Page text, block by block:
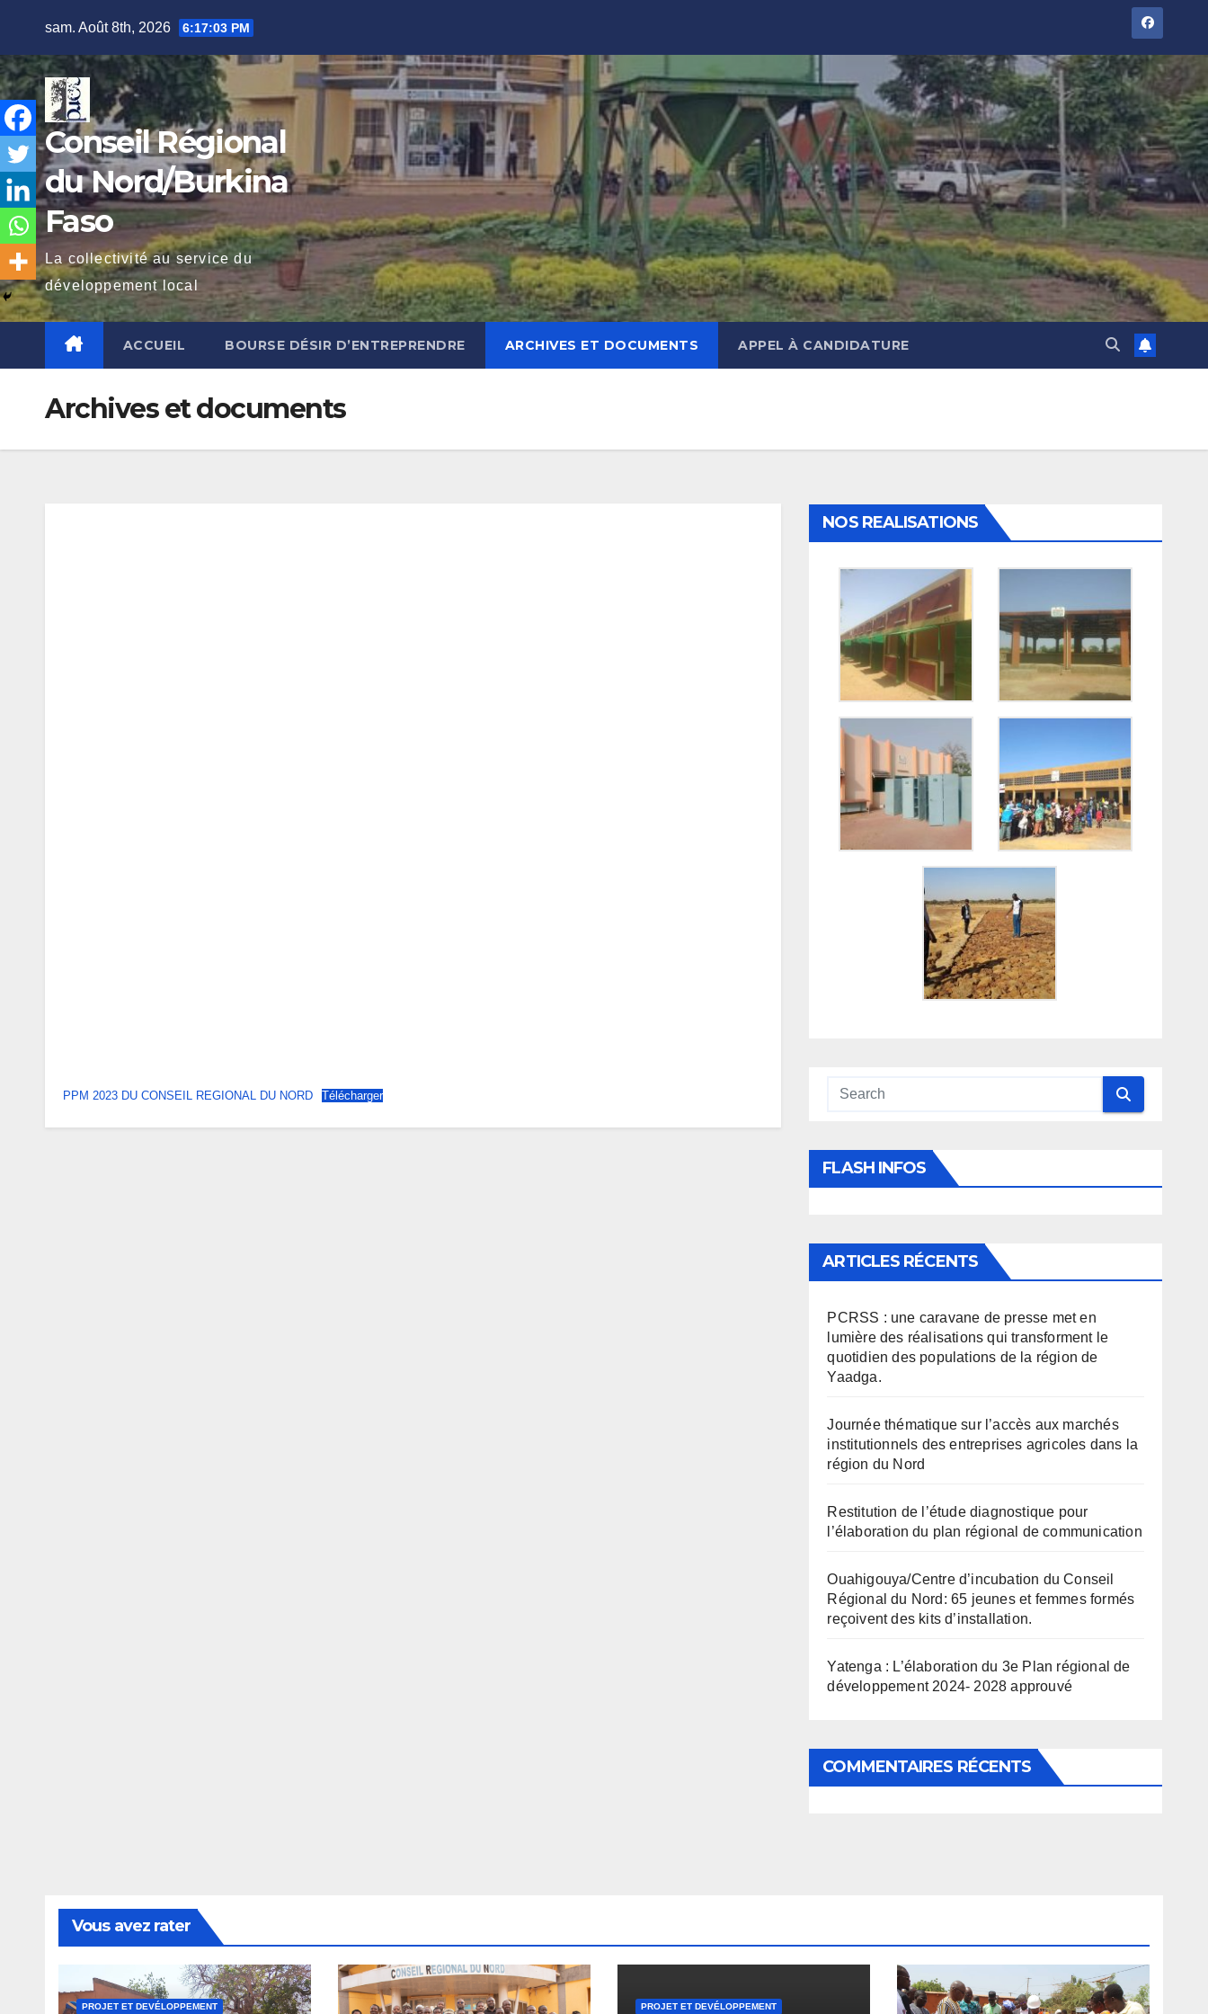
content
sam. Août 8th, 2026 6:17:04 PM
Conseil Régional
du Nord/Burkina
Faso
La collectivité au service du
développement local
ACCUEIL BOURSE DÉSIR D’ENTREPRENDRE ARCHIVES ET DOCUMENTS APPEL À CANDIDATURE
Archives et documents
PPM 2023 DU CONSEIL REGIONAL DU NORD Télécharger
NOS REALISATIONS
FLASH INFOS
ARTICLES RÉCENTS
PCRSS : une caravane de presse met en
lumière des réalisations qui transforment le
quotidien des populations de la région de
Yaadga.
Journée thématique sur l’accès aux marchés
institutionnels des entreprises agricoles dans la
région du Nord
Restitution de l’étude diagnostique pour
l’élaboration du plan régional de communication
Ouahigouya/Centre d’incubation du Conseil
Régional du Nord: 65 jeunes et femmes formés
reçoivent des kits d’installation.
Yatenga : L’élaboration du 3e Plan régional de
développement 2024- 2028 approuvé
COMMENTAIRES RÉCENTS
Vous avez rater
PROJET ET DEVÉLOPPEMENT PROJET ET DEVÉLOPPEMENT